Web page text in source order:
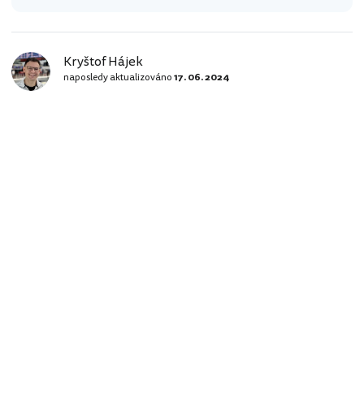
Kryštof Hájek
naposledy aktualizováno17. 06. 2024